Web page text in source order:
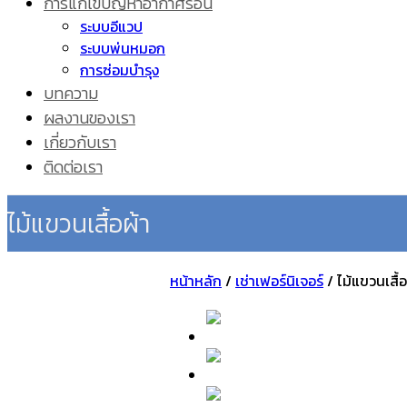
ระบบอีแวป
ระบบพ่นหมอก
การซ่อมบำรุง
บทความ
ผลงานของเรา
เกี่ยวกับเรา
ติดต่อเรา
ไม้แขวนเสื้อผ้า
หน้าหลัก / เช่าเฟอร์นิเจอร์/ ไม้แขวนเสื้